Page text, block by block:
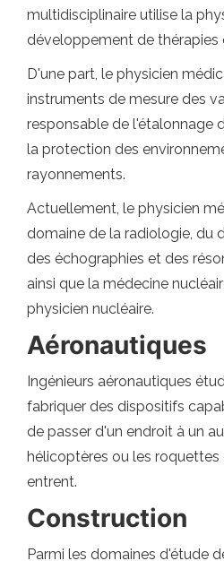
multidisciplinaire utilise la
développement de thérapies
D'une part, le physicien
instruments de mesure des
responsable de l'étalonnage
la protection des
rayonnements.
Actuellement, le physicien
domaine de la radiologie, du
des échographies et des
ainsi que la médecine
physicien nucléaire.
Aéronautiques
Ingénieurs aéronautiques
fabriquer des dispositifs
de passer d'un endroit à un
hélicoptères ou les roquettes
entrent.
Construction
Parmi les domaines d'étude